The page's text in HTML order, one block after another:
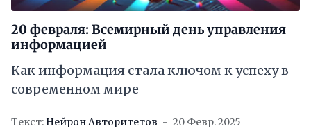
20 февраля: Всемирный день управления
информацией
Как информация стала ключом к успеху в
современном мире
Текст: Нейрон Авторитетов 20 Февр. 2025